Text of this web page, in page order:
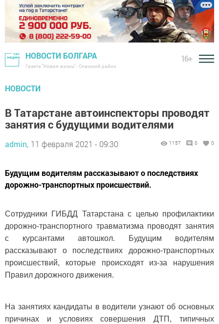
НОВОСТИ БОЛГАРА
Газета "Новая жизнь" - Спасский район
16+
НОВОСТИ
В Татарстане автоинспекторы проводят
занятия с будущими водителями
admin, 11 февраля 2021 - 09:30 1157 0 0
Будущим водителям рассказывают о последствиях
дорожно-транспортных происшествий.
Сотрудники ГИБДД Татарстана с целью профилактики
дорожно-транспортного травматизма проводят занятия
с курсантами автошкол. Будущим водителям
рассказывают о последствиях дорожно-транспортных
происшествий, которые происходят из-за нарушения
Правил дорожного движения.
На занятиях кандидаты в водители узнают об основных
причинах и условиях совершения ДТП, типичных